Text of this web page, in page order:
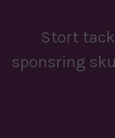
Stort
sponsring